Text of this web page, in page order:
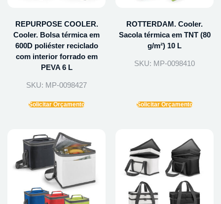
REPURPOSE COOLER.
Cooler. Bolsa térmica em
600D poliéster reciclado
com interior forrado em
PEVA 6 L
SKU: MP-0098427
Solicitar Orçamento
ROTTERDAM. Cooler.
Sacola térmica em TNT (80
g/m²) 10 L
SKU: MP-0098410
Solicitar Orçamento